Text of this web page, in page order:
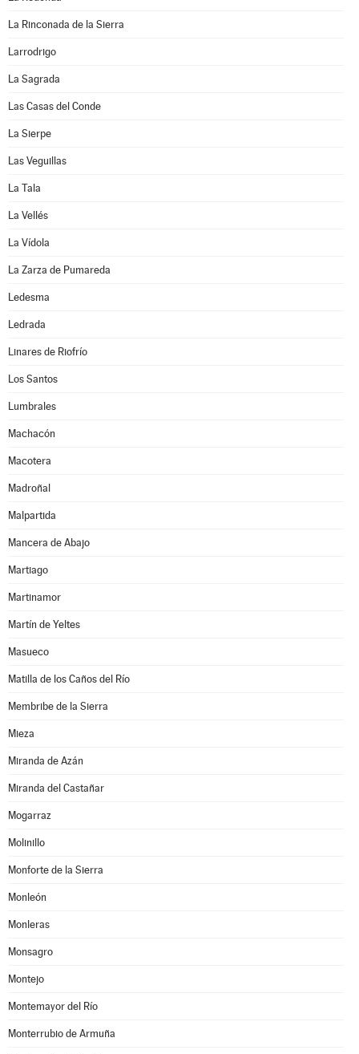
La Rinconada de la Sierra
Larrodrigo
La Sagrada
Las Casas del Conde
La Sierpe
Las Veguillas
La Tala
La Vellés
La Vídola
La Zarza de Pumareda
Ledesma
Ledrada
Linares de Riofrío
Los Santos
Lumbrales
Machacón
Macotera
Madroñal
Malpartida
Mancera de Abajo
Martiago
Martinamor
Martín de Yeltes
Masueco
Matilla de los Caños del Río
Membribe de la Sierra
Mieza
Miranda de Azán
Miranda del Castañar
Mogarraz
Molinillo
Monforte de la Sierra
Monleón
Monleras
Monsagro
Montejo
Montemayor del Río
Monterrubio de Armuña